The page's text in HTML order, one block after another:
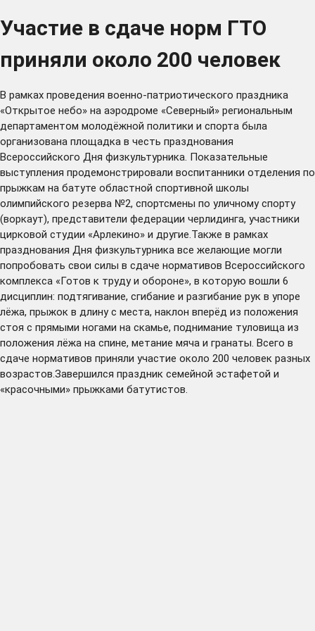
Участие в сдаче норм ГТО
приняли около 200 человек
В рамках проведения военно-патриотического праздника
«Открытое небо» на аэродроме «Северный» региональным
департаментом молодёжной политики и спорта была
организована площадка в честь празднования
Всероссийского Дня физкультурника. Показательные
выступления продемонстрировали воспитанники отделения по
прыжкам на батуте областной спортивной школы
олимпийского резерва №2, спортсмены по уличному спорту
(воркаут), представители федерации черлидинга, участники
цирковой студии «Арлекино» и другие.Также в рамках
празднования Дня физкультурника все желающие могли
попробовать свои силы в сдаче нормативов Всероссийского
комплекса «Готов к труду и обороне», в которую вошли 6
дисциплин: подтягивание, сгибание и разгибание рук в упоре
лёжа, прыжок в длину с места, наклон вперёд из положения
стоя с прямыми ногами на скамье, поднимание туловища из
положения лёжа на спине, метание мяча и гранаты. Всего в
сдаче нормативов приняли участие около 200 человек разных
возрастов.Завершился праздник семейной эстафетой и
«красочными» прыжками батутистов.